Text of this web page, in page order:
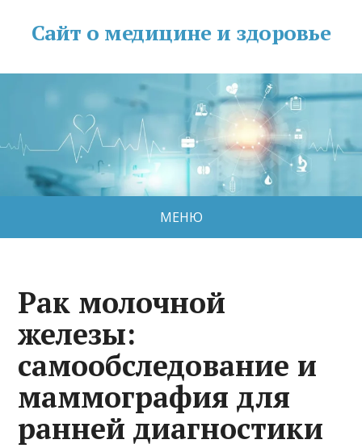
Сайт о медицине и здоровье
МЕНЮ
Рак молочной
железы:
самообследование и
маммография для
ранней диагностики